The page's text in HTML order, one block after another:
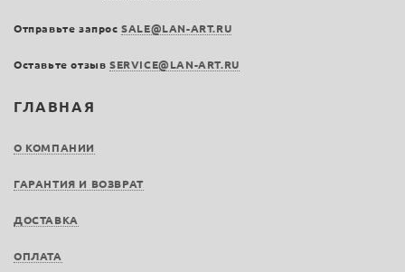
ГЛАВНАЯ
О КОМПАНИИ
ГАРАНТИЯ И ВОЗВРАТ
ДОСТАВКА
ОПЛАТА
Отправьте запросSALE@LAN-ART.RU
Оставьте отзыв SERVICE@LAN-ART.RU